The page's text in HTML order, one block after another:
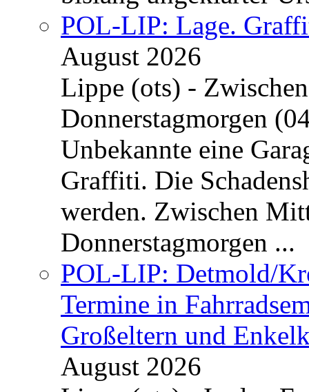
POL-LIP: Lage.
August 2026
Lippe (ots) -
Donnerstagmorgen
Unbekannte eine
Graffiti. Die
werden. Zwischen
Donnerstagmorgen ...
POL-LIP: Detmold/
Termine in
Großeltern und
August 2026